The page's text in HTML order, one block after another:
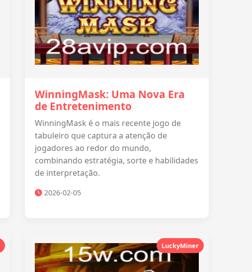
WinningMask: Uma Nova Era
de Entretenimento
WinningMask é o mais recente jogo de
tabuleiro que captura a atenção de
jogadores ao redor do mundo,
combinando estratégia, sorte e habilidades
de interpretação.
2026-02-05
LuckyMiner